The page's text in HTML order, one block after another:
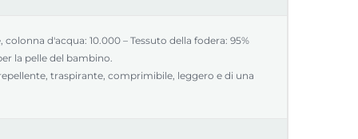
d'acqua: 10.000 – Tessuto della fodera: 95%
la pelle del bambino.
traspirante, comprimibile, leggero e di una